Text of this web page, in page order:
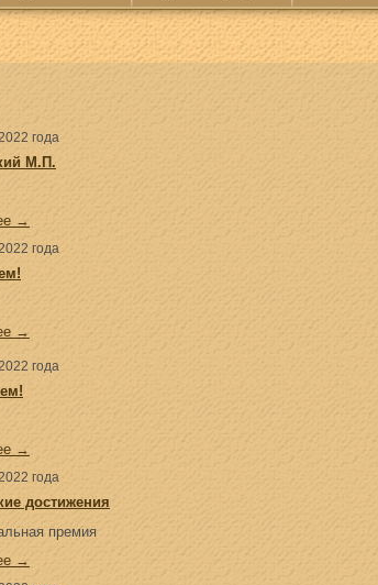
года
М.П.
→
года
→
года
→
года
достижения
премия
→